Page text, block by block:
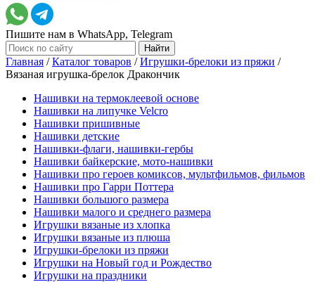
Пишите нам в WhatsApp, Telegram
Главная /Каталог товаров /Игрушки-брелоки из пряжи /
Вязаная игрушка-брелок Дракончик
Нашивки на термоклеевой основе
Нашивки на липучке Velcro
Нашивки пришивные
Нашивки детские
Нашивки-флаги, нашивки-гербы
Нашивки байкерские, мото-нашивки
Нашивки про героев комиксов, мультфильмов, фильмов
Нашивки про Гарри Поттера
Нашивки большого размера
Нашивки малого и среднего размера
Игрушки вязаные из хлопка
Игрушки вязаные из плюша
Игрушки-брелоки из пряжи
Игрушки на Новый год и Рождество
Игрушки на праздники